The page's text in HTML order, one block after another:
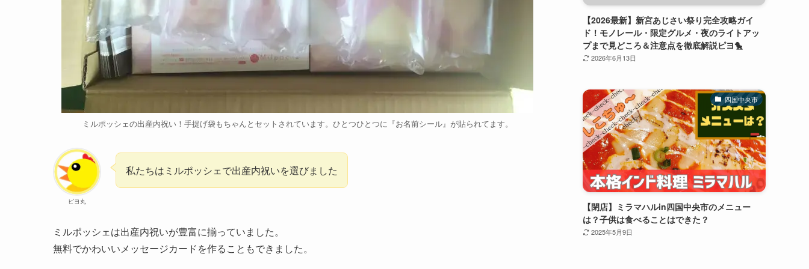
ミルポッシェの出産内祝い！手提げ袋もちゃんとセットされています。ひとつひとつに『お名前シール』が貼られてます。
ピヨ丸
私たちはミルポッシェで出産内祝いを選びました
ミルポッシェは出産内祝いが豊富に揃っていました。
無料でかわいいメッセージカードを作ることもできました。
【2026最新】新宮あじさい祭り完全攻略ガイ
ド！モノレール・限定グルメ・夜のライトアッ
プまで見どころ＆注意点を徹底解説ピヨ🐤
2026年6月13日
四国中央市
【閉店】ミラマハルin四国中央市のメニュー
は？子供は食べることはできた？
2025年5月9日